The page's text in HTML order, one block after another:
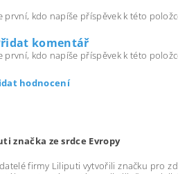
první, kdo napíše příspěvek k této
komentář
první, kdo napíše příspěvek k této
hodnocení
značka ze srdce Evropy
firmy Liliputi vytvořili značku pro